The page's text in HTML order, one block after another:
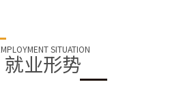
SITUATION
就业形势